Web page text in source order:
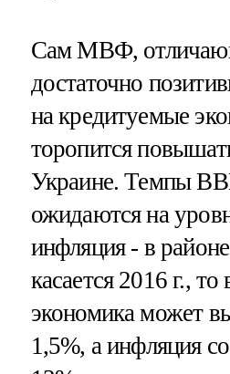
Сам МВФ,
достаточно
на кредитуемые
торопится
Украине. Темпы
ожидаются на
инфляция - в
касается 2016 г., то
экономика может
1,5%, а инфляция